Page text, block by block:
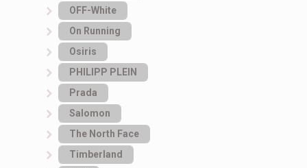
OFF-White
On Running
Osiris
PHILIPP PLEIN
Prada
Salomon
The North Face
Timberland